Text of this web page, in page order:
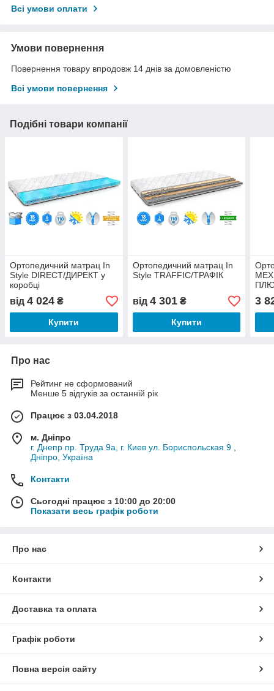
Всі умови оплати
Умови повернення
Повернення товару впродовж 14 днів за домовленістю
Всі умови повернення
Подібні товари компанії
Ортопедичний матрац In
Style DIRECT/ДИРЕКТ у
коробці
від 4 024 ₴
Купити
Ортопедичний матрац In
Style TRAFFIC/ТРАФІК
від 4 301₴
Купити
3
Про нас
Рейтинг не сформований
Менше 5 відгуків за останній рік
Працює з 03.04.2018
м. Дніпро
г. Днепр пр. Труда 9а, г. Киев ул. Бориспольская 9 ,
Дніпро, Україна
Контакти
Сьогодні працює з 10:00 до 20:00
Показати весь графік роботи
Про нас
Контакти
Доставка та оплата
Графік роботи
Повна версія сайту